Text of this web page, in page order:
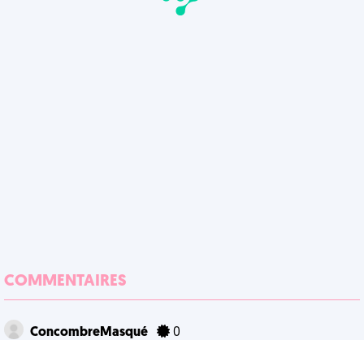
COMMENTAIRES
ConcombreMasqué 0